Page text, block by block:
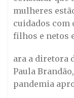
mulheres
cuidados com
filhos e netos
ara a diretora
Paula
pandemia